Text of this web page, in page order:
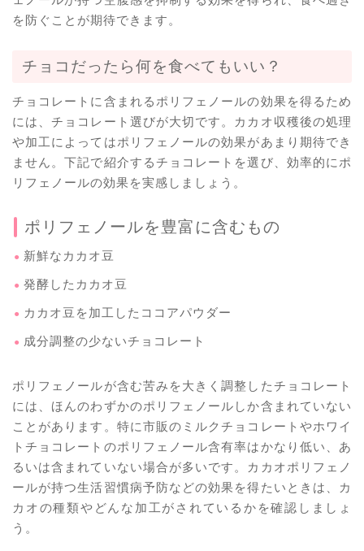
を防ぐことが期待できます。
チョコだったら何を食べてもいい？
チョコレートに含まれるポリフェノールの効果を得るため
には、チョコレート選びが大切です。カカオ収穫後の処理
や加工によってはポリフェノールの効果があまり期待でき
ません。下記で紹介するチョコレートを選び、効率的にポ
リフェノールの効果を実感しましょう。
ポリフェノールを豊富に含むもの
新鮮なカカオ豆
発酵したカカオ豆
カカオ豆を加工したココアパウダー
成分調整の少ないチョコレート
ポリフェノールが含む苦みを大きく調整したチョコレート
には、ほんのわずかのポリフェノールしか含まれていない
ことがあります。特に市販のミルクチョコレートやホワイ
トチョコレートのポリフェノール含有率はかなり低い、あ
るいは含まれていない場合が多いです。カカオポリフェノ
ールが持つ生活習慣病予防などの効果を得たいときは、カ
カオの種類やどんな加工がされているかを確認しましょ
う。